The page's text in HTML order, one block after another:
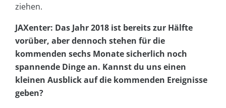
ziehen.
JAXenter: Das Jahr 2018 ist bereits zur Hälfte
vorüber, aber dennoch stehen für die
kommenden sechs Monate sicherlich noch
spannende Dinge an. Kannst du uns einen
kleinen Ausblick auf die kommenden Ereignisse
geben?